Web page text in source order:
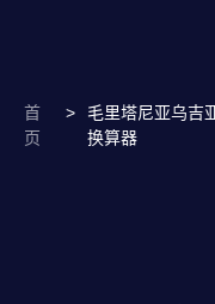
首
页
>
毛里塔尼亚乌吉
换算器